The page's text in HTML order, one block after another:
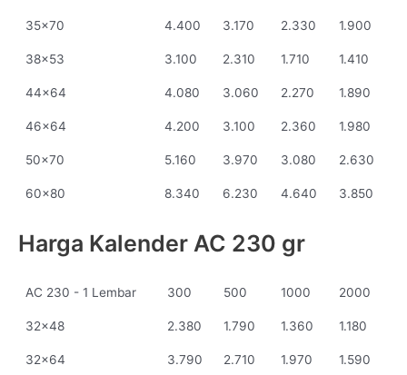
35x70 4.400 3.170 2.330 1.900
38x53 3.100 2.310 1.710 1.410
44x64 4.080 3.060 2.270 1.890
46x64 4.200 3.100 2.360 1.980
50x70 5.160 3.970 3.080 2.630
60x80 8.340 6.230 4.640 3.850
Harga Kalender AC 230 gr
AC 230 - 1 Lembar 300 500 1000 2000
32x48 2.380 1.790 1.360 1.180
32x64 3.790 2.710 1.970 1.590